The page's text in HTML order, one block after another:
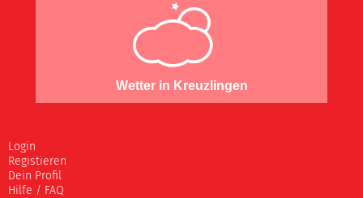
Wetter in Kreuzlingen
Login
Registieren
Dein Profil
Hilfe / FAQ